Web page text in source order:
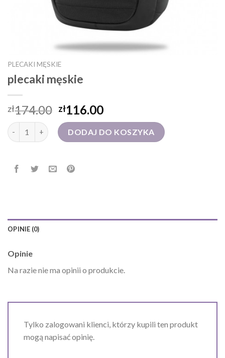
PLECAKI MĘSKIE
plecaki męskie
zł174.00 zł116.00
ilość plecaki męskieDODAJ DO KOSZYKA
OPINIE (0)
Opinie
Na razie nie ma opinii o produkcie.
Tylko zalogowani klienci, którzy kupili ten produkt
mogą napisać opinię.